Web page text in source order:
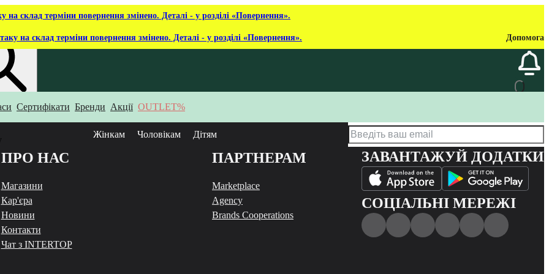
на склад терміни повернення змінено. Деталі - у розділі «Повернення».
на склад терміни повернення змінено. Деталі - у розділі «Повернення». Допомога
Сертифікати Бренди Акції OUTLET%
Жінкам Чоловікам Дітям
ПРО НАС
Магазини
Кар'єра
Новини
Контакти
Чат з INTERTOP
ПАРТНЕРАМ
Marketplace
Agency
Brands Cooperations
ЗАВАНТАЖУЙ ДОДАТКИ
СОЦІАЛЬНІ МЕРЕЖІ